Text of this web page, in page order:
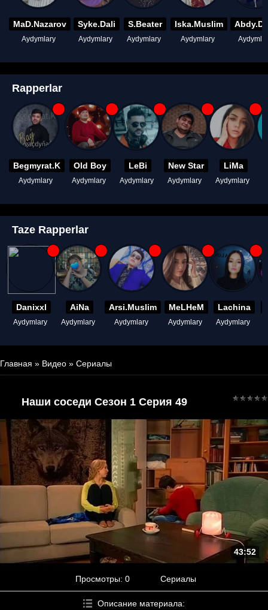
MaD.Nazarov
Aydymlary
Syke.Dali
Aydymlary
S.Beater
Aydymlary
Iska.Muslim
Aydymlary
Rapperlar
Begmyrat.K
Aydymlary
Old Boy
Aydymlary
LeBi
Aydymlary
New Star
Aydymlary
LiMa
Aydymlary
Taze Rapperlar
Danixxl
Aydymlary
AiNa
Aydymlary
Arsi.Muslim
Aydymlary
MeLHeM
Aydymlary
Lachina
Aydymlary
Главная » Видео » Сериалы
Наши соседи Сезон 1 Серия 49
43:52
Просмотры: 0 Сериалы
Описание материала: